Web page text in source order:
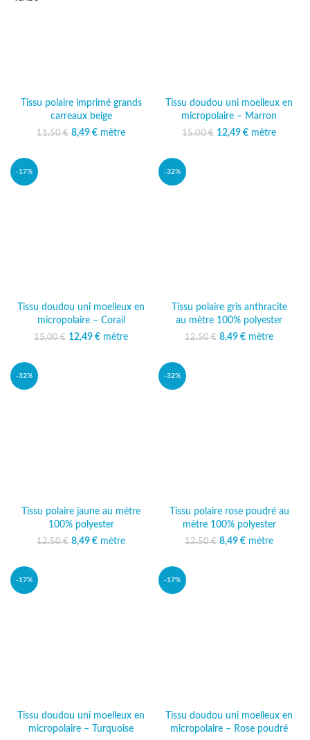
Tissu polaire imprimé grands
carreaux beige
11,50€ Le prix initial était :
8,49 €
Le prix
mètre
Tissu doudou uni moelleux en
micropolaire – Marron
15,00€ Le prix initial était :
12,49 €
Le prix
mètre
-17%
Tissu doudou uni moelleux en
micropolaire – Corail
15,00€ Le prix initial était :
12,49 €
Le prix
mètre
-32%
Tissu polaire gris anthracite
au mètre 100% polyester
12,50€ Le prix initial était :
8,49 €
Le prix
mètre
-32%
Tissu polaire jaune au mètre
100% polyester
12,50€ Le prix initial était :
8,49 €
Le prix
mètre
-32%
Tissu polaire rose poudré au
mètre 100% polyester
12,50€ Le prix initial était :
8,49 €
Le prix
mètre
-17%
Tissu doudou uni moelleux en
micropolaire – Turquoise
-17%
Tissu doudou uni moelleux en
micropolaire – Rose poudré